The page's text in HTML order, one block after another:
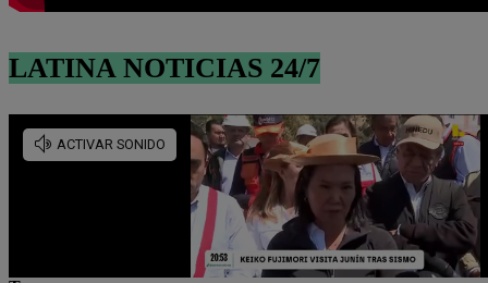
LATINA NOTICIAS 24/7